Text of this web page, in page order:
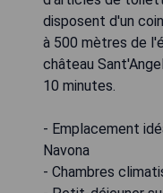
disposent d'un
à 500 mètres de
château
10 minutes.
- Emplacement
Navona
- Chambres